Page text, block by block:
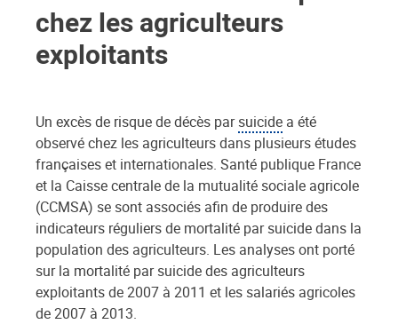
chez les agriculteurs
exploitants
Un excès de risque de décès parsuicide a été
observé chez les agriculteurs dans plusieurs études
françaises et internationales. Santé publique France
et la Caisse centrale de la mutualité sociale agricole
(CCMSA) se sont associés afin de produire des
indicateurs réguliers de mortalité par suicide dans la
population des agriculteurs. Les analyses ont porté
sur la mortalité par suicide des agriculteurs
exploitants de 2007 à 2011 et les salariés agricoles
de 2007 à 2013.